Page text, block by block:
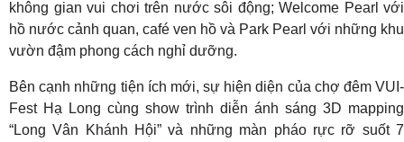
không gian vui chơi trên nước sôi động; Welcome Pearl với
hồ nước cảnh quan, café ven hồ và Park Pearl với những khu
vườn đậm phong cách nghỉ dưỡng.
Bên cạnh những tiện ích mới, sự hiện diện của chợ đêm VUI-
Fest Hạ Long cùng show trình diễn ánh sáng 3D mapping
“Long Vân Khánh Hội” và những màn pháo rực rỡ suốt 7